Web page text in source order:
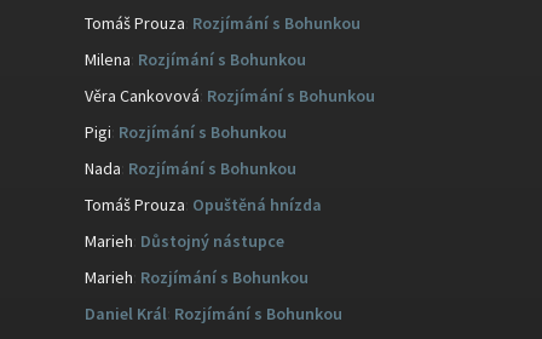
Tomáš Prouza Rozjímání s Bohunkou
Milena Rozjímání s Bohunkou
Věra Cankovová Rozjímání s Bohunkou
Pigi Rozjímání s Bohunkou
Nada Rozjímání s Bohunkou
Tomáš Prouza Opuštěná hnízda
Marieh Důstojný nástupce
Marieh Rozjímání s Bohunkou
Daniel Král Rozjímání s Bohunkou